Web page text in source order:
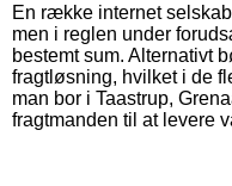
En række internet
men i reglen under
bestemt sum. Alternativt
fragtløsning, hvilket i de
man bor i Taastrup,
fragtmanden til at levere